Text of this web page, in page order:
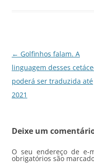
k
Navegação
de
posts
← Golfinhos falam. A
linguagem desses
poderá ser traduzida até
2021
Deixe um
O seu endereço de e-
obrigatórios são